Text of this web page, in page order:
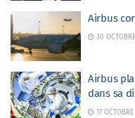
Airbus
30
Airbus
dans sa
17